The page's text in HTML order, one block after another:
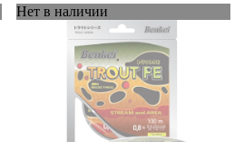
Нет в наличии